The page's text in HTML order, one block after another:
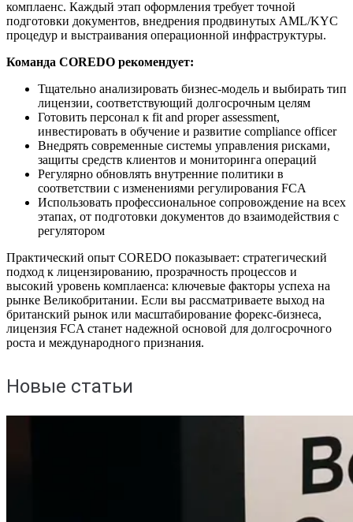
комплаенс. Каждый этап оформления требует точной
подготовки документов, внедрения продвинутых AML/KYC
процедур и выстраивания операционной инфраструктуры.
Команда COREDO рекомендует:
Тщательно анализировать бизнес-модель и выбирать тип
лицензии, соответствующий долгосрочным целям
Готовить персонал к fit and proper assessment,
инвестировать в обучение и развитие compliance officer
Внедрять современные системы управления рисками,
защиты средств клиентов и мониторинга операций
Регулярно обновлять внутренние политики в
соответствии с изменениями регулирования FCA
Использовать профессиональное сопровождение на всех
этапах, от подготовки документов до взаимодействия с
регулятором
Практический опыт COREDO показывает: стратегический
подход к лицензированию, прозрачность процессов и
высокий уровень комплаенса: ключевые факторы успеха на
рынке Великобритании. Если вы рассматриваете выход на
британский рынок или масштабирование форекс-бизнеса,
лицензия FCA станет надежной основой для долгосрочного
роста и международного признания.
Новые статьи